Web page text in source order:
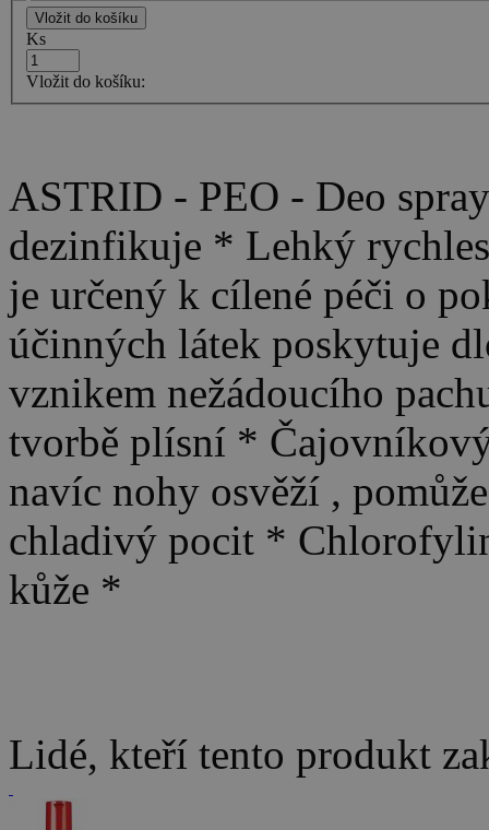
Ks
Vložit do košíku:
ASTRID - PEO - Deo
dezinfikuje * Lehký
je určený k cílené péči o
účinných látek poskytuje
vznikem nežádoucího
tvorbě plísní *
navíc nohy osvěží ,
chladivý pocit *
kůže *
Lidé, kteří tento produkt